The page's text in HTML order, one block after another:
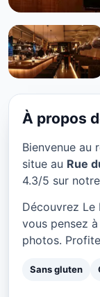
SANS GLUTEN
Le Bar
★ 4.3/5
À propos
Bienvenue au
situe au Rue
4.3/5 sur
Découvrez Le
vous pensez
photos.
Sans gluten